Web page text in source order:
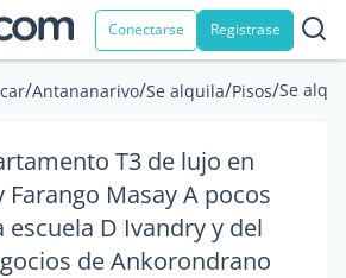
Conectarse Registrase
/Antananarivo/Se alquila/Pisos/Se
T3 de lujo en
Masay A pocos
D Ivandry y del
de Ankorondrano